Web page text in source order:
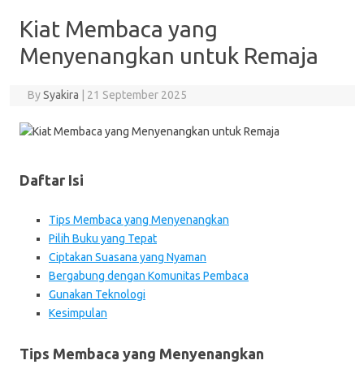
Kiat Membaca yang
Menyenangkan untuk Remaja
BySyakira 21 September 2025
Daftar Isi
Tips Membaca yang Menyenangkan
Pilih Buku yang Tepat
Ciptakan Suasana yang Nyaman
Bergabung dengan Komunitas Pembaca
Gunakan Teknologi
Kesimpulan
Tips Membaca yang Menyenangkan